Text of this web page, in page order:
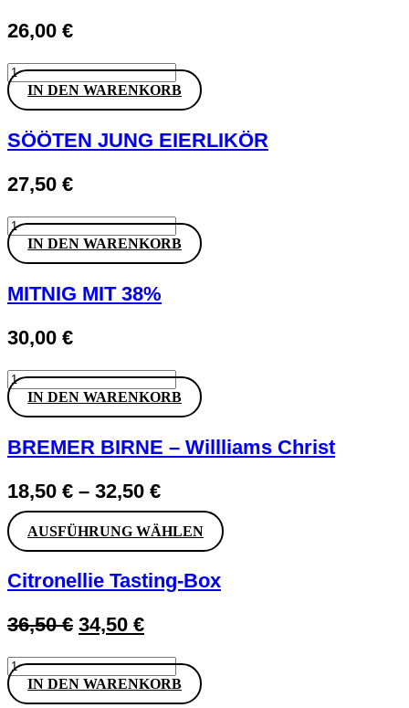
26,00 €
Whispering
Angel
Cotes
Provence
Rosé
IN DEN WARENKORB
SÖÖTEN JUNG EIERLIKÖR
27,50 €
SÖÖTEN
JUNG
EIERLIKÖR
IN DEN WARENKORB
MITNIG MIT 38%
30,00 €
MITNIG
MIT
38%
IN DEN WARENKORB
BREMER BIRNE – Willliams Christ
18,50 € – 32,50 €
AUSFÜHRUNG WÄHLEN
Dieses
Citronellie Tasting-Box
36,50€ Ursprünglicher
war:
36,50 €
34,50 €Aktueller
ist:
34,50 €.
Citronellie
Tasting-
Box
IN DEN WARENKORB